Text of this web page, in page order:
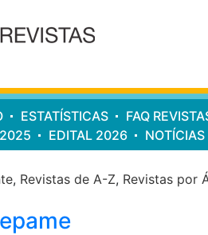
ESTATÍSTICAS
FAQ
EDITAL 2026 NOTÍCIAS
, Revistas de A-Z, Revistas por